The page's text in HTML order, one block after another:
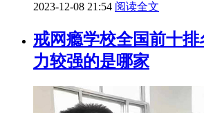
2023-12-08 21:54 阅读全文
戒网瘾学校全国前十
力较强的是哪家